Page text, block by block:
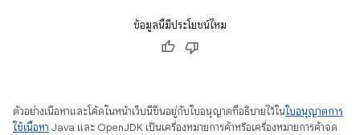
ข้อมูลนี้มีประโยชน์ไหม
ตัวอย่างเนื้อหาและโค้ดในหน้าเว็บนี้ขึ้นอยู่กับใบอนุญาตที่อธิบายไว้ในใบอนุญาตการ
ใช้เนื้อหา Java และ OpenJDK เป็นเครื่องหมายการค้าหรือเครื่องหมายการค้าจด